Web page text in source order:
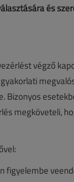
és
végző
Bizonyos
megköveteli,
figyelembe